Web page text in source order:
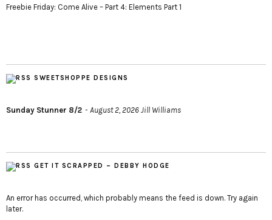
Freebie Friday: Come Alive – Part 4: Elements Part 1
SWEETSHOPPE DESIGNS
Sunday Stunner 8/2 August 2, 2026 Jill Williams
GET IT SCRAPPED – DEBBY HODGE
An error has occurred, which probably means the feed is down. Try again
later.